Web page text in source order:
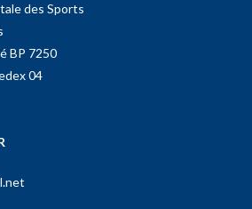
des Sports
BP 7250
04